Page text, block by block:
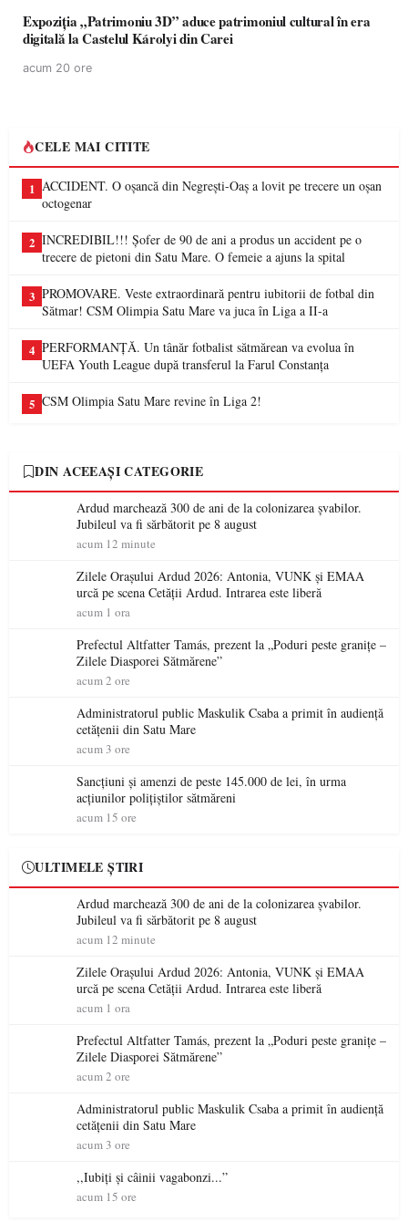
Expoziția „Patrimoniu 3D” aduce patrimoniul cultural în era
digitală la Castelul Károlyi din Carei
acum 20 ore
CELE MAI CITITE
1 ACCIDENT. O oșancă din Negrești-Oaș a lovit pe trecere un oșan
octogenar
2 INCREDIBIL!!! Șofer de 90 de ani a produs un accident pe o
trecere de pietoni din Satu Mare. O femeie a ajuns la spital
3 PROMOVARE. Veste extraordinară pentru iubitorii de fotbal din
Sătmar! CSM Olimpia Satu Mare va juca în Liga a II-a
4 PERFORMANȚĂ. Un tânăr fotbalist sătmărean va evolua în
UEFA Youth League după transferul la Farul Constanța
5 CSM Olimpia Satu Mare revine în Liga 2!
DIN ACEEAȘI CATEGORIE
Ardud marchează 300 de ani de la colonizarea șvabilor.
Jubileul va fi sărbătorit pe 8 august
acum 12 minute
Zilele Orașului Ardud 2026: Antonia, VUNK și EMAA
urcă pe scena Cetății Ardud. Intrarea este liberă
acum 1 ora
Prefectul Altfatter Tamás, prezent la „Poduri peste granițe –
Zilele Diasporei Sătmărene”
acum 2 ore
Administratorul public Maskulik Csaba a primit în audiență
cetățenii din Satu Mare
acum 3 ore
Sancțiuni și amenzi de peste 145.000 de lei, în urma
acțiunilor polițiștilor sătmăreni
acum 15 ore
ULTIMELE ȘTIRI
Ardud marchează 300 de ani de la colonizarea șvabilor.
Jubileul va fi sărbătorit pe 8 august
acum 12 minute
Zilele Orașului Ardud 2026: Antonia, VUNK și EMAA
urcă pe scena Cetății Ardud. Intrarea este liberă
acum 1 ora
Prefectul Altfatter Tamás, prezent la „Poduri peste granițe –
Zilele Diasporei Sătmărene”
acum 2 ore
Administratorul public Maskulik Csaba a primit în audiență
cetățenii din Satu Mare
acum 3 ore
,,Iubiți și câinii vagabonzi...”
acum 15 ore